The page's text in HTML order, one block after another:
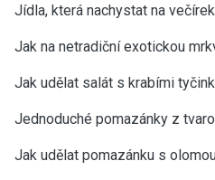
Jídla, která nachystat na
Jak na netradiční exotickou
Jak udělat salát s krabími
Jednoduché pomazánky z
Jak udělat pomazánku s